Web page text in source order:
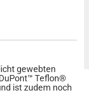
gewebten
Teflon®
ist zudem noch